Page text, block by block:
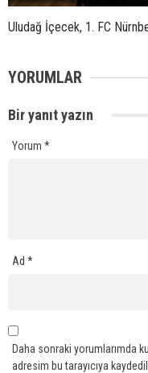
Uludağ İçecek, 1. FC
YORUMLAR
Bir yanıt yazın
Yorum *
Ad *
Daha sonraki yorumlarımda
adresim bu tarayıcıya